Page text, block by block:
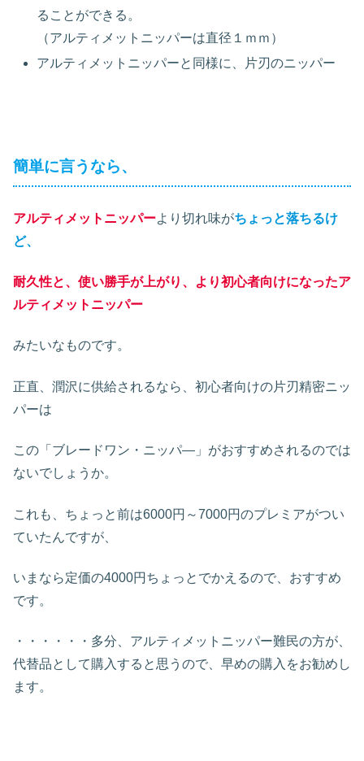
ることができる。
（アルティメットニッパーは直径１ｍｍ）
アルティメットニッパーと同様に、片刃のニッパー
簡単に言うなら、
アルティメットニッパーより切れ味がちょっと落ちるけ
ど、
耐久性と、使い勝手が上がり、より初心者向けになったア
ルティメットニッパー
みたいなものです。
正直、潤沢に供給されるなら、初心者向けの片刃精密ニッ
パーは
この「ブレードワン・ニッパ―」がおすすめされるのでは
ないでしょうか。
これも、ちょっと前は6000円～7000円のプレミアがつい
ていたんですが、
いまなら定価の4000円ちょっとでかえるので、おすすめ
です。
・・・・・・多分、アルティメットニッパー難民の方が、
代替品として購入すると思うので、早めの購入をお勧めし
ます。